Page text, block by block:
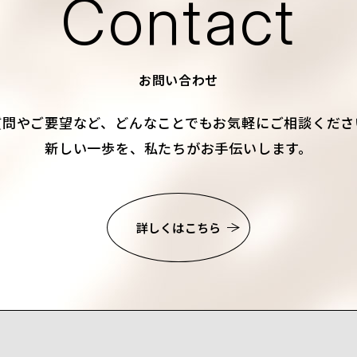
Contact
お問い合わせ
やご要望など、
どんなことでもお気軽にご相談くだ
新しい一歩を、私たちがお手伝いします。
詳しくはこちら